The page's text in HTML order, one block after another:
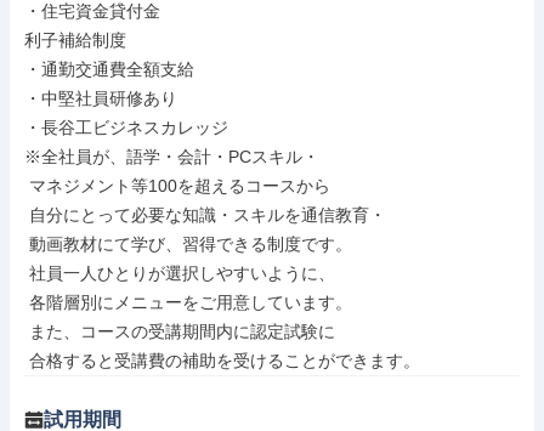
・住宅資金貸付金
利子補給制度
・通勤交通費全額支給
・中堅社員研修あり
・長谷工ビジネスカレッジ
※全社員が、語学・会計・PCスキル・
合格すると受講費の補助を受けることができます。
試用期間